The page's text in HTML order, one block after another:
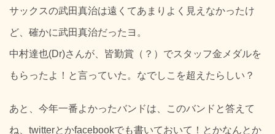
サックスの武田真治は遠くてあまりよく見えなかったけ
ど、確かに武田真治だったヨ。
中村達也(Dr)さんが、皆勤賞（？）でスタッフ金メダルを
もらったよ！と言っていた。なでしこを超えたらしい？
あと、今年一番よかったバンドは、このバンドと答えて
ね、twitterとかfacebookでも書いておいて！とかなんとか